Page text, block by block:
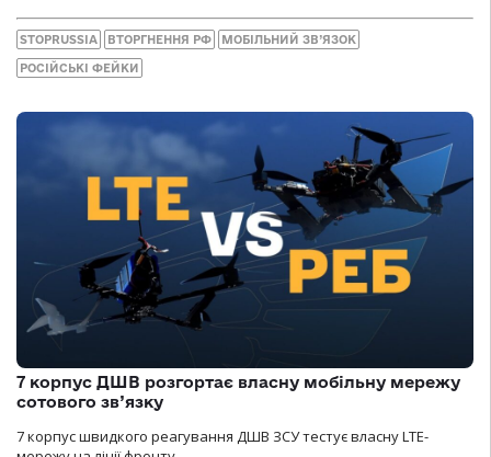
STOPRUSSIA ВТОРГНЕННЯ РФ МОБІЛЬНИЙ ЗВ’ЯЗОК
РОСІЙСЬКІ ФЕЙКИ
7 корпус ДШВ розгортає власну мобільну мережу
сотового зв’язку
7 корпус швидкого реагування ДШВ ЗСУ тестує власну LTE-